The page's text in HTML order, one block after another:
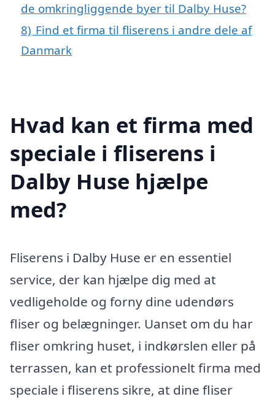
de omkringliggende byer til Dalby Huse?
8) Find et firma til fliserens i andre dele af
Danmark
Hvad kan et firma med
speciale i fliserens i
Dalby Huse hjælpe
med?
Fliserens i Dalby Huse er en essentiel
service, der kan hjælpe dig med at
vedligeholde og forny dine udendørs
fliser og belægninger. Uanset om du har
fliser omkring huset, i indkørslen eller på
terrassen, kan et professionelt firma med
speciale i fliserens sikre, at dine fliser